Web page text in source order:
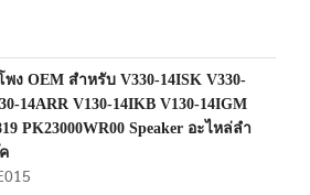
พง OEM สำหรับ V330-14ISK V330-
14ARR V130-14IKB V130-14IGM
PK23000WR00 Speaker อะไหล่ลำ